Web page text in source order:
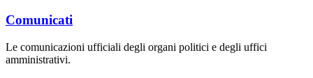
Comunicati
Le comunicazioni ufficiali degli organi politici e degli uffici
amministrativi.